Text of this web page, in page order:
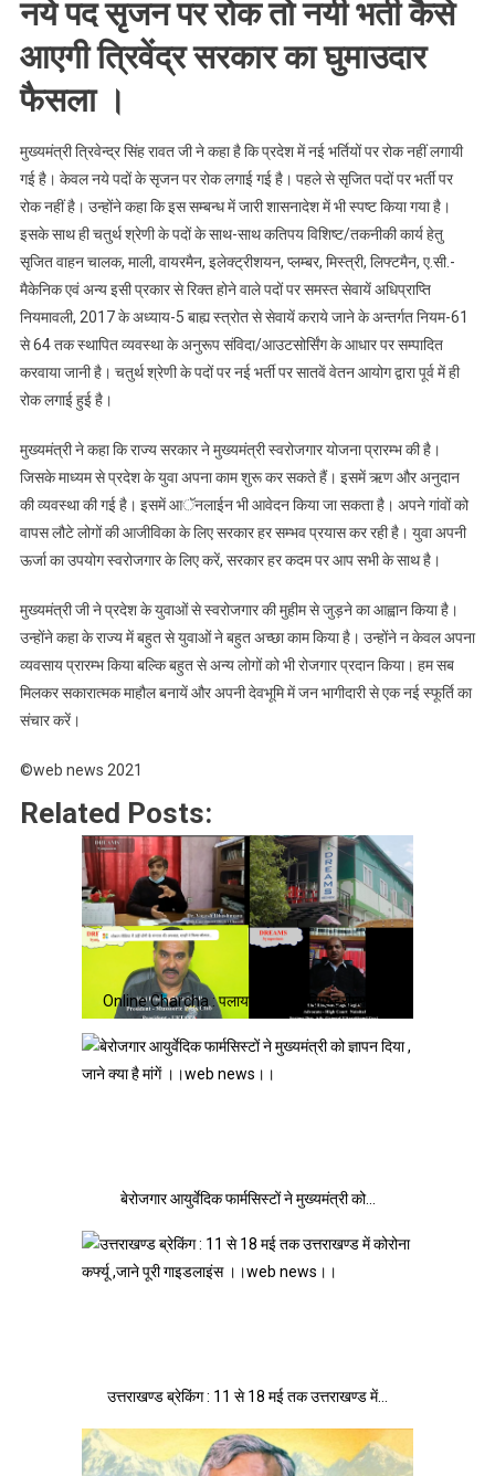
नये पद सृजन पर रोक तो नयी भर्ती कैसे
आएगी त्रिवेंद्र सरकार का घुमाउदार
फैसला ।
मुख्यमंत्री त्रिवेन्द्र सिंह रावत जी ने कहा है कि प्रदेश में नई भर्तियों पर रोक नहीं लगायी
गई है। केवल नये पदों के सृजन पर रोक लगाई गई है। पहले से सृजित पदों पर भर्ती पर
रोक नहीं है। उन्होंने कहा कि इस सम्बन्ध में जारी शासनादेश में भी स्पष्ट किया गया है।
इसके साथ ही चतुर्थ श्रेणी के पदों के साथ-साथ कतिपय विशिष्ट/तकनीकी कार्य हेतु
सृजित वाहन चालक, माली, वायरमैन, इलेक्ट्रीशयन, प्लम्बर, मिस्त्री, लिफ्टमैन, ए.सी.-
मैकेनिक एवं अन्य इसी प्रकार से रिक्त होने वाले पदों पर समस्त सेवायें अधिप्राप्ति
नियमावली, 2017 के अध्याय-5 बाह्य स्त्रोत से सेवायें कराये जाने के अन्तर्गत नियम-61
से 64 तक स्थापित व्यवस्था के अनुरूप संविदा/आउटसोर्सिंग के आधार पर सम्पादित
करवाया जानी है। चतुर्थ श्रेणी के पदों पर नई भर्ती पर सातवें वेतन आयोग द्वारा पूर्व में ही
रोक लगाई हुई है।
मुख्यमंत्री ने कहा कि राज्य सरकार ने मुख्यमंत्री स्वरोजगार योजना प्रारम्भ की है।
जिसके माध्यम से प्रदेश के युवा अपना काम शुरू कर सकते हैं। इसमें ऋण और अनुदान
की व्यवस्था की गई है। इसमें आॅनलाईन भी आवेदन किया जा सकता है। अपने गांवों को
वापस लौटे लोगों की आजीविका के लिए सरकार हर सम्भव प्रयास कर रही है। युवा अपनी
ऊर्जा का उपयोग स्वरोजगार के लिए करें, सरकार हर कदम पर आप सभी के साथ है।
मुख्यमंत्री जी ने प्रदेश के युवाओं से स्वरोजगार की मुहीम से जुड़ने का आह्वान किया है।
उन्होंने कहा के राज्य में बहुत से युवाओं ने बहुत अच्छा काम किया है। उन्होंने न केवल अपना
व्यवसाय प्रारम्भ किया बल्कि बहुत से अन्य लोगों को भी रोजगार प्रदान किया। हम सब
मिलकर सकारात्मक माहौल बनायें और अपनी देवभूमि में जन भागीदारी से एक नई स्फूर्ति का
संचार करें।
©web news 2021
Related Posts:
Online Charcha : पलायन रोकने के लिए ड्रीम्स का…
बेरोजगार आयुर्वेदिक फार्मसिस्टों ने मुख्यमंत्री को…
उत्तराखण्ड ब्रेकिंग : 11 से 18 मई तक उत्तराखण्ड में…